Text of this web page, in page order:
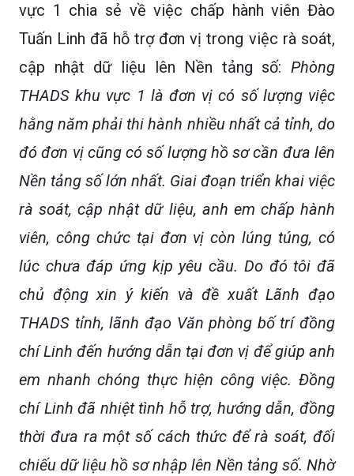
vực 1 chia sẻ về việc chấp hành viên Đào
Tuấn Linh đã hỗ trợ đơn vị trong việc rà soát,
cập nhật dữ liệu lên Nền tảng số: Phòng
THADS khu vực 1 là đơn vị có số lượng việc
hằng năm phải thi hành nhiều nhất cả tỉnh, do
đó đơn vị cũng có số lượng hồ sơ cần đưa lên
Nền tảng số lớn nhất. Giai đoạn triển khai việc
rà soát, cập nhật dữ liệu, anh em chấp hành
viên, công chức tại đơn vị còn lúng túng, có
lúc chưa đáp ứng kịp yêu cầu. Do đó tôi đã
chủ động xin ý kiến và đề xuất Lãnh đạo
THADS tỉnh, lãnh đạo Văn phòng bố trí đồng
chí Linh đến hướng dẫn tại đơn vị để giúp anh
em nhanh chóng thực hiện công việc. Đồng
chí Linh đã nhiệt tình hỗ trợ, hướng dẫn, đồng
thời đưa ra một số cách thức để rà soát, đối
chiếu dữ liệu hồ sơ nhập lên Nền tảng số. Nhờ